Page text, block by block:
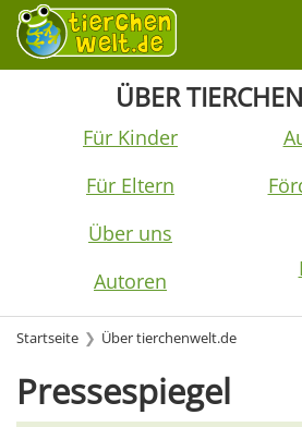
ÜBER
Für Kinder
Für Eltern
Über uns
Autoren
Startseite Über tierchenwelt.de
Pressespiegel